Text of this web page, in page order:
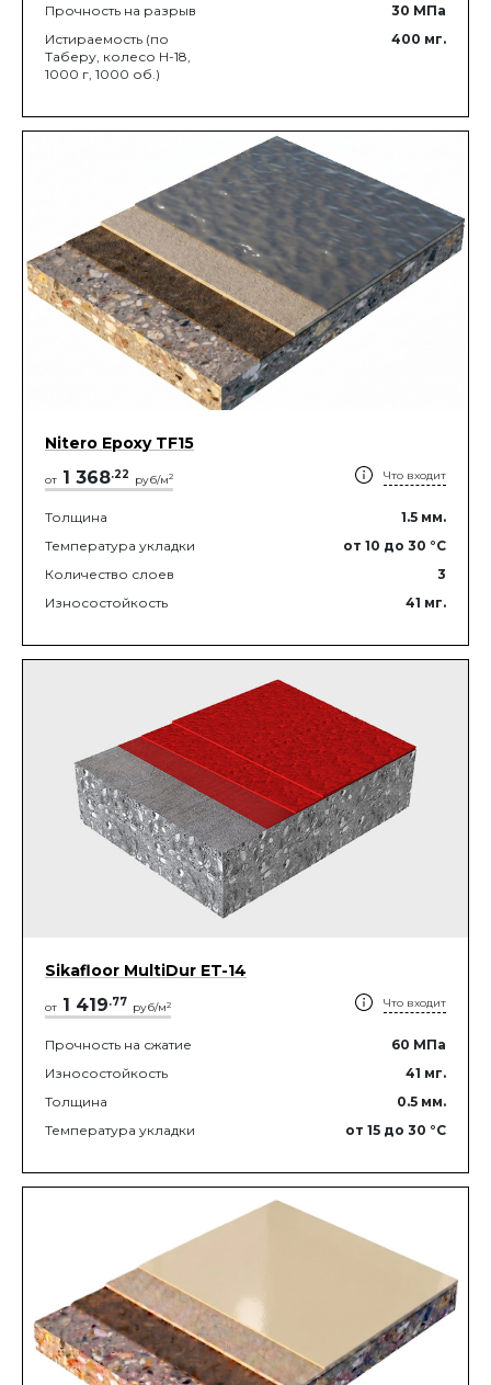
Прочность на разрыв 30 МПа
Истираемость (по
Таберу, колесо Н-18,
1000 г, 1000 об.)
400 мг.
Nitero Epoxy TF15
от 1 368.22 руб/м2 Что входит
Толщина 1.5 мм.
Температура укладки
от 10 до 30 °C
Количество слоев
3
Износостойкость
41 мг.
Sikafloor MultiDur ET-14
от 1 419.77 руб/м2 Что входит
Прочность на сжатие 60 МПа
Износостойкость
41 мг.
Толщина
0.5 мм.
Температура укладки
от 15 до 30 °C